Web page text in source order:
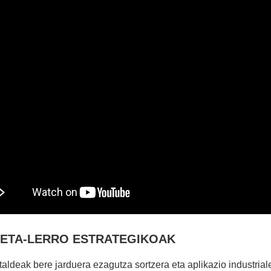
LERRO ESTRATEGIKOAK
taldeak bere jarduera ezagutza sortzera eta aplikazio